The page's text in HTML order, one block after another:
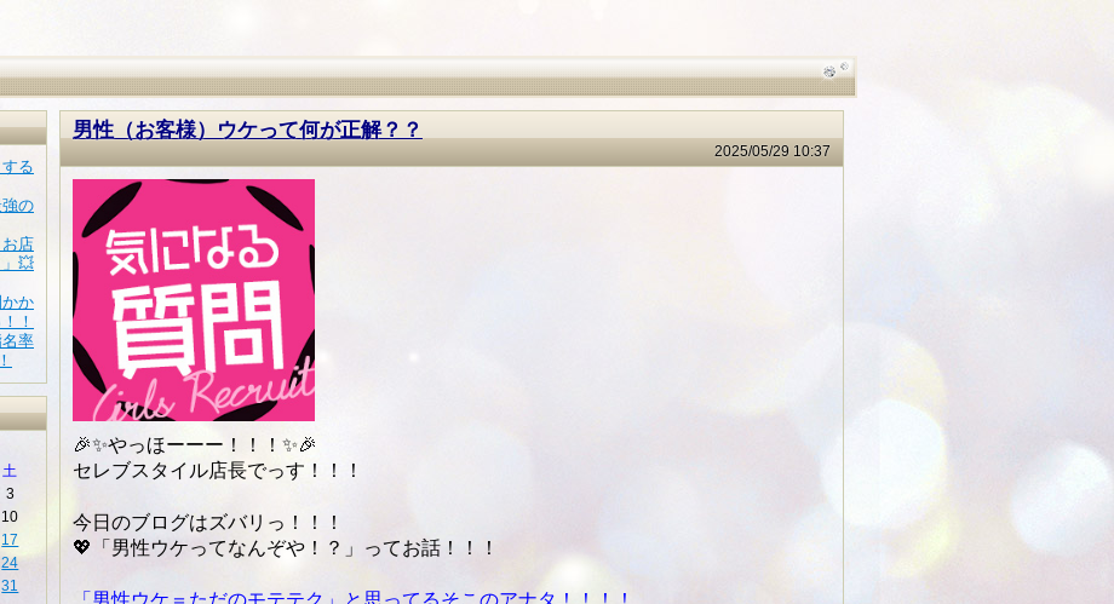
る
の
店
💥
か
！
名率
土
3
10
17
24
31
男性（お客様）ウケって何が正解？？
2025/05/29 10:37
🎉✨やっほーーー！！！✨🎉
セレブスタイル店長でっす！！！
今日のブログはズバリっ！！！
💖「男性ウケってなんぞや！？」ってお話！！！
「男性ウケ＝ただのモテテク」と思ってるそこのアナタ！！！！